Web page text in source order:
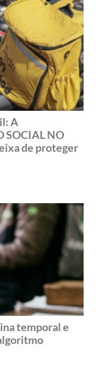
A
SOCIAL NO
de proteger
temporal e